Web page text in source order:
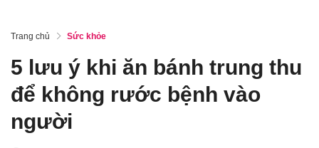
Trang chủ Sức khỏe
5 lưu ý khi ăn bánh trung thu
để không rước bệnh vào
người